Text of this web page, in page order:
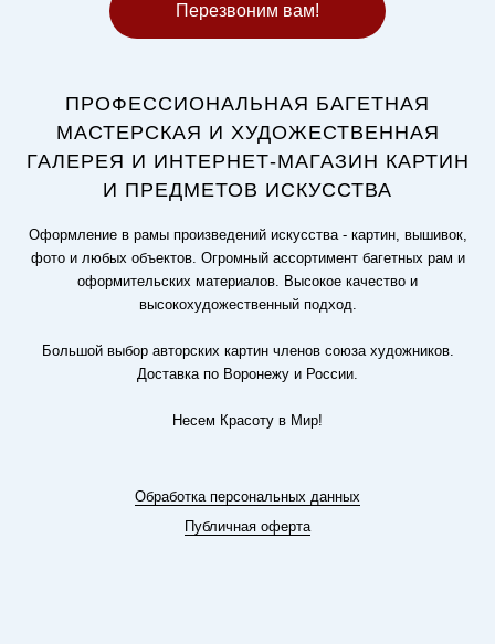
Перезвоним вам!
ПРОФЕССИОНАЛЬНАЯ БАГЕТНАЯ
МАСТЕРСКАЯ И ХУДОЖЕСТВЕННАЯ
ГАЛЕРЕЯ И ИНТЕРНЕТ-МАГАЗИН КАРТИН
И ПРЕДМЕТОВ ИСКУССТВА
Оформление в рамы произведений искусства - картин, вышивок,
фото и любых объектов. Огромный ассортимент багетных рам и
оформительских материалов. Высокое качество и
высокохудожественный подход.
Большой выбор авторских картин членов союза художников.
Доставка по Воронежу и России.
Несем Красоту в Мир!
Обработка персональных данных
Публичная оферта